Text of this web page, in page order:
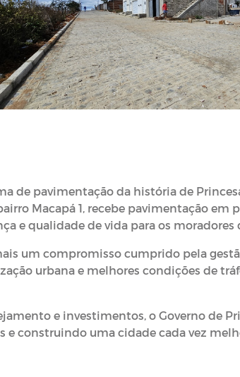
de pavimentação da história de
Macapá 1, recebe pavimentação
e qualidade de vida para os moradores
um compromisso cumprido pela
urbana e melhores condições de
e investimentos, o Governo de
e construindo uma cidade cada vez